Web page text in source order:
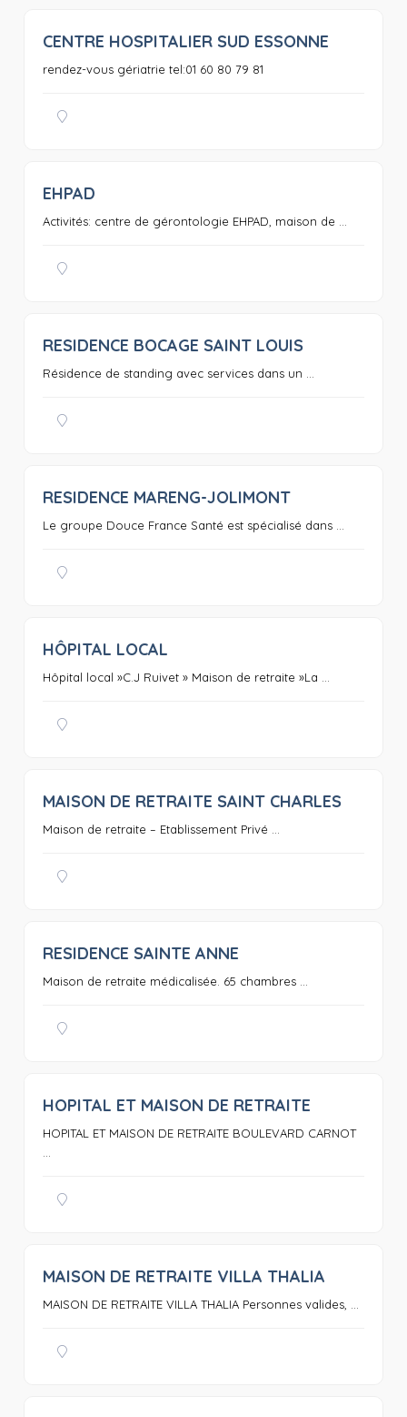
0
CENTRE HOSPITALIER SUD ESSONNE
rendez-vous gériatrie tel:01 60 80 79 81
EHPAD
Activités: centre de gérontologie EHPAD, maison de ...
RESIDENCE BOCAGE SAINT LOUIS
Résidence de standing avec services dans un ...
RESIDENCE MARENG-JOLIMONT
Le groupe Douce France Santé est spécialisé dans ...
HÔPITAL LOCAL
Hôpital local »C.J Ruivet » Maison de retraite »La ...
0
MAISON DE RETRAITE SAINT CHARLES
Maison de retraite – Etablissement Privé ...
RESIDENCE SAINTE ANNE
Maison de retraite médicalisée. 65 chambres ...
HOPITAL ET MAISON DE RETRAITE
HOPITAL ET MAISON DE RETRAITE BOULEVARD CARNOT
MAISON DE RETRAITE VILLA THALIA
MAISON DE RETRAITE VILLA THALIA Personnes valides, ...